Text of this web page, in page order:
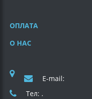
ОПЛАТА
О НАС
E-mail:
Тел: .